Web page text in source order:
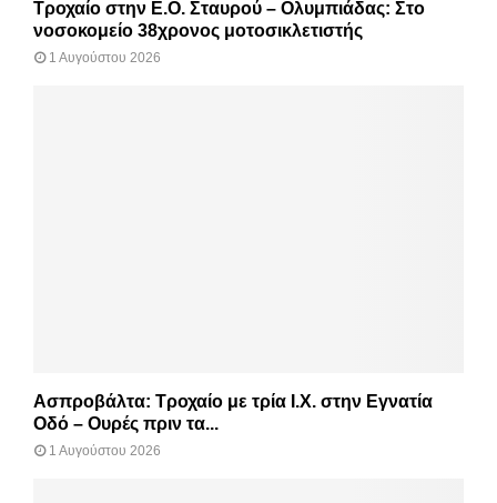
Τροχαίο στην Ε.Ο. Σταυρού – Ολυμπιάδας: Στο
νοσοκομείο 38χρονος μοτοσικλετιστής
1 Αυγούστου 2026
Ασπροβάλτα: Τροχαίο με τρία Ι.Χ. στην Εγνατία
Οδό – Ουρές πριν τα...
1 Αυγούστου 2026